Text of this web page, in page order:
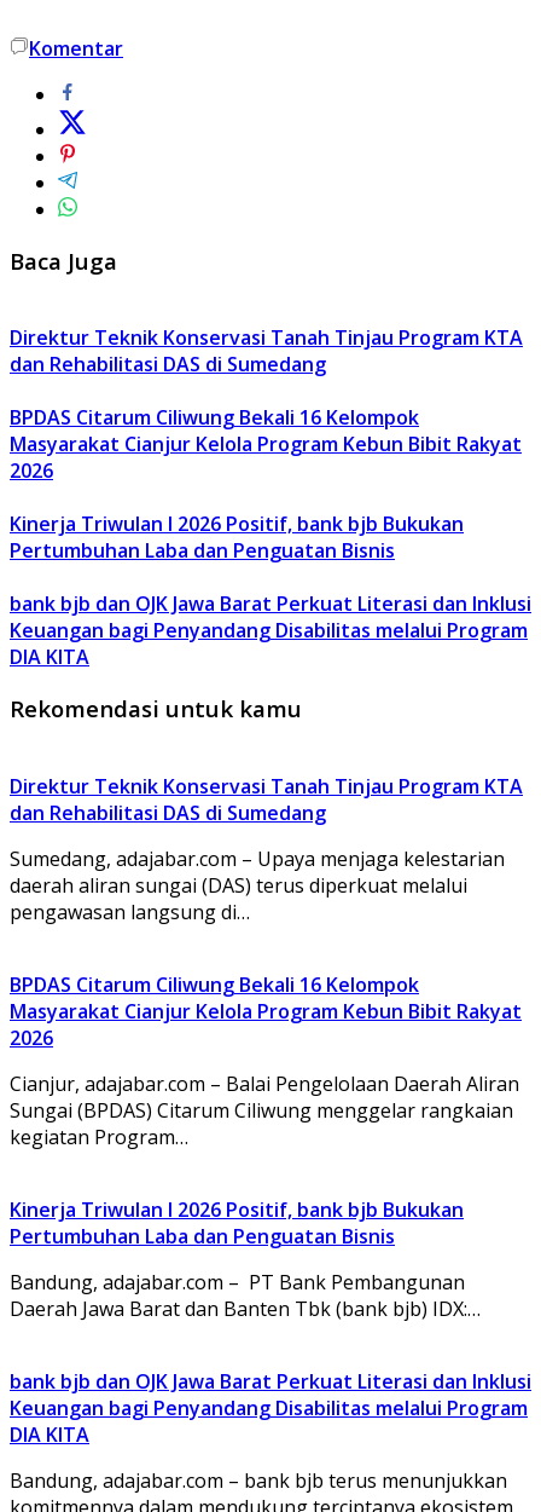
Komentar
Baca Juga
Direktur Teknik Konservasi Tanah Tinjau Program KTA
dan Rehabilitasi DAS di Sumedang
BPDAS Citarum Ciliwung Bekali 16 Kelompok
Masyarakat Cianjur Kelola Program Kebun Bibit Rakyat
2026
Kinerja Triwulan I 2026 Positif, bank bjb Bukukan
Pertumbuhan Laba dan Penguatan Bisnis
bank bjb dan OJK Jawa Barat Perkuat Literasi dan Inklusi
Keuangan bagi Penyandang Disabilitas melalui Program
DIA KITA
Rekomendasi untuk kamu
Direktur Teknik Konservasi Tanah Tinjau Program KTA
dan Rehabilitasi DAS di Sumedang
Sumedang, adajabar.com – Upaya menjaga kelestarian
daerah aliran sungai (DAS) terus diperkuat melalui
pengawasan langsung di…
BPDAS Citarum Ciliwung Bekali 16 Kelompok
Masyarakat Cianjur Kelola Program Kebun Bibit Rakyat
2026
Cianjur, adajabar.com – Balai Pengelolaan Daerah Aliran
Sungai (BPDAS) Citarum Ciliwung menggelar rangkaian
kegiatan Program…
Kinerja Triwulan I 2026 Positif, bank bjb Bukukan
Pertumbuhan Laba dan Penguatan Bisnis
Bandung, adajabar.com – PT Bank Pembangunan
Daerah Jawa Barat dan Banten Tbk (bank bjb) IDX:…
bank bjb dan OJK Jawa Barat Perkuat Literasi dan Inklusi
Keuangan bagi Penyandang Disabilitas melalui Program
DIA KITA
Bandung, adajabar.com – bank bjb terus menunjukkan